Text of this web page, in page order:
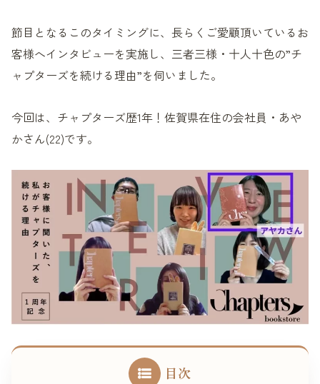
節目となるこのタイミングに、長らくご愛顧頂いているお
客様へインタビューを実施し、三者三様・十人十色の”チ
ャプターズを続ける理由”を伺いました。
今回は、チャプターズ歴1年！佐賀県在住の会社員・あや
かさん(22)です。
目次